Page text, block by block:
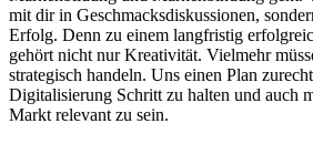
mit dir in Geschmacksdiskussionen,
Erfolg. Denn zu einem langfristig
gehört nicht nur Kreativität. Vielmehr
strategisch handeln. Uns einen Plan
Digitalisierung Schritt zu halten und auch
Markt relevant zu sein.